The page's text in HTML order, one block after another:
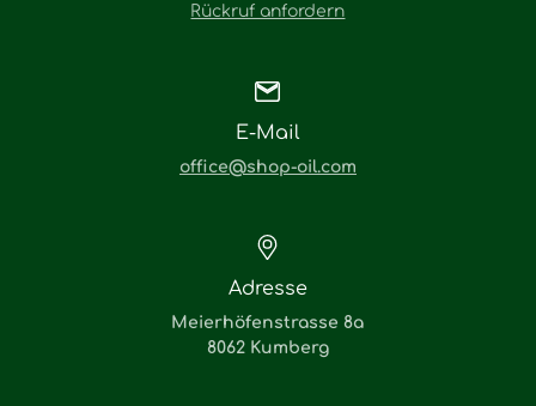
Rückruf anfordern
E-Mail
office@shop-oil.com
Adresse
Meierhöfenstrasse 8a
8062 Kumberg